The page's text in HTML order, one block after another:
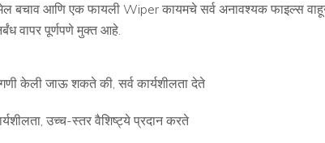
मेल बचाव आणि एक फायली Wiper कायमचे सर्व अनावश्यक फाइल्स
वापर पूर्णपणे मुक्त आहे.
केली जाऊ शकते की, सर्व कार्यशीलता देते
उच्च-स्तर वैशिष्ट्ये प्रदान करते